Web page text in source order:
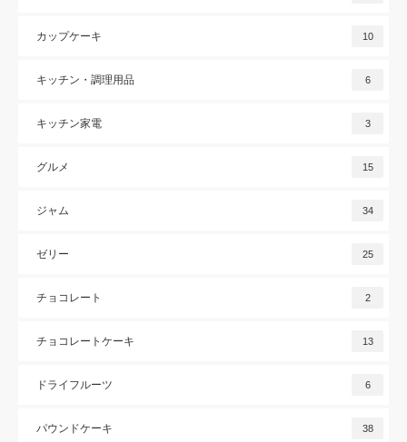
カップケーキ 10
キッチン・調理用品 6
キッチン家電 3
グルメ 15
ジャム 34
ゼリー 25
チョコレート 2
チョコレートケーキ 13
ドライフルーツ 6
パウンドケーキ 38